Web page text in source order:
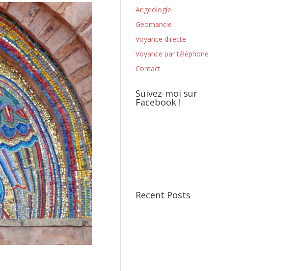
Angeologie
Geomancie
Voyance directe
Voyance par téléphone
Contact
Suivez-moi sur
Facebook !
Recent Posts